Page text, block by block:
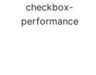
checkbox-
performance